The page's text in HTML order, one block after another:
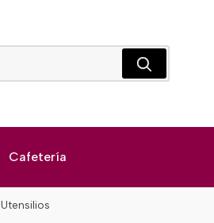
Cafetería
Utensilios